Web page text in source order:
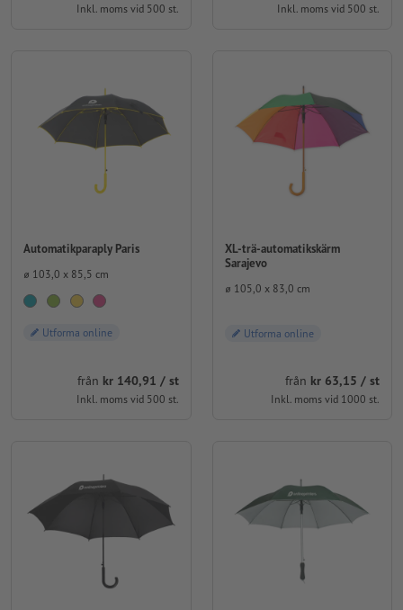
Inkl. moms vid 500 st. Inkl. moms vid 500 st.
Automatikparaply Paris
⌀ 103,0 x 85,5 cm
Utforma online
från kr 140,91 / st
Inkl. moms vid 500 st.
XL-trä-automatikskärm
Sarajevo
⌀ 105,0 x 83,0 cm
Utforma online
från kr 63,15 / st
Inkl. moms vid 1000 st.